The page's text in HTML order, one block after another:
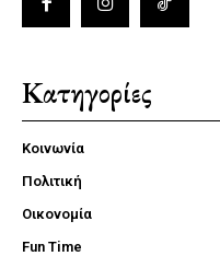
Κατηγορίες
Κοινωνία
Πολιτική
Οικονομία
Fun Time